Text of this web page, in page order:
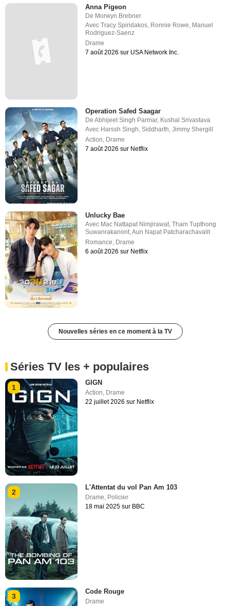
Anna Pigeon
De Morwyn Brebner
AvecTracy Spiridakos Ronnie Rowe Manuel
Rodriguez-Saenz
Drame
7 août 2026 sur USA Network Inc.
Operation Safed Saagar
DeAbhijeet Singh Parmar, Kushal Srivastava
Avec Harssh Singh,Siddharth,Jimmy Shergill
Action, Drame
7 août 2026 sur Netflix
Unlucky Bae
Avec Mac Nattapat Nimjirawat,Tham Tupthong
Suwanrakanont,Aun Napat Patcharachavalit
Romance, Drame
6 août 2026 sur Netflix
Nouvelles séries en ce moment à la TV
Séries TV les + populaires
1
GIGN
Action, Drame
22 juillet 2026 sur Netflix
2
L'Attentat du vol Pan Am 103
Drame Policier
18 mai 2025 sur BBC
3
Code Rouge
Drame